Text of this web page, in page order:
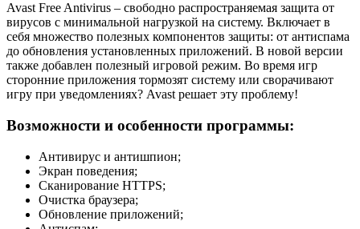
Avast Free Antivirus – свободно распространяемая защита от
вирусов с минимальной нагрузкой на систему. Включает в
себя множество полезных компонентов защиты: от антиспама
до обновления установленных приложений. В новой версии
также добавлен полезный игровой режим. Во время игр
сторонние приложения тормозят систему или сворачивают
игру при уведомлениях? Avast решает эту проблему!
Возможности и особенности программы:
Антивирус и антишпион;
Экран поведения;
Сканирование HTTPS;
Очистка браузера;
Обновление приложений;